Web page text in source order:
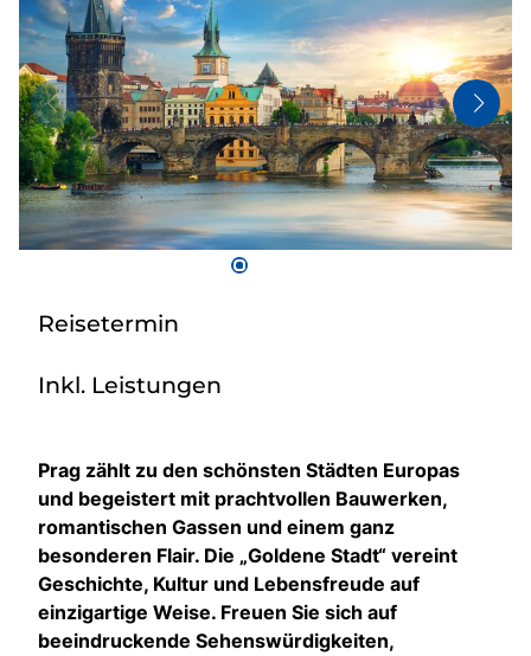
Tagesfahrten
Bus anmieten
Kataloge
Kontakt
Reisetermin
Inkl. Leistungen
Prag zählt zu den schönsten Städten Europas
und begeistert mit prachtvollen Bauwerken,
romantischen Gassen und einem ganz
besonderen Flair. Die „Goldene Stadt“ vereint
Geschichte, Kultur und Lebensfreude auf
einzigartige Weise. Freuen Sie sich auf
beeindruckende Sehenswürdigkeiten,